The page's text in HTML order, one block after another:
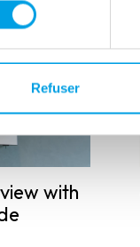
Refuser
with